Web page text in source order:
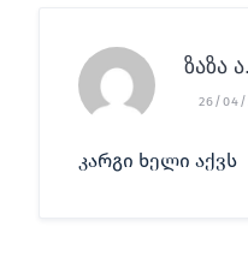
ზაზა ა.
26/04/
კარგი ხელი აქვს